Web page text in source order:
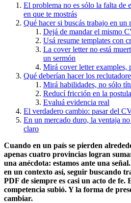
El problema no es sólo la falta de
en que te mostrás
Qué hacer si buscás trabajo en un
Dejá de mandar el mismo
Usá resume templates con
La cover letter no está
un sermón
Mirá cover letter examples,
Qué deberían hacer los
Mirá habilidades, no sólo
Reducí fricción en la
Evaluá evidencia real
El verdadero cambio: pasar del
En un mercado duro, la ventaja
claro
Cuando en un país se pierden
apenas cuatro provincias logran
una anécdota: estamos ante una
en un contexto así, seguir buscando
PDF de siempre es casi un acto de fe.
competencia subió. Y la forma de
cambiar.